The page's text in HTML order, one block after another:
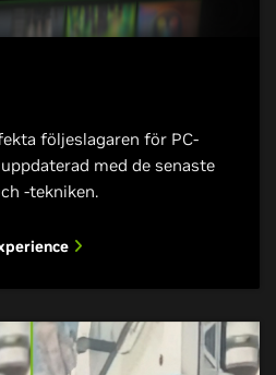
följeslagaren för PC-
med de senaste
-tekniken.